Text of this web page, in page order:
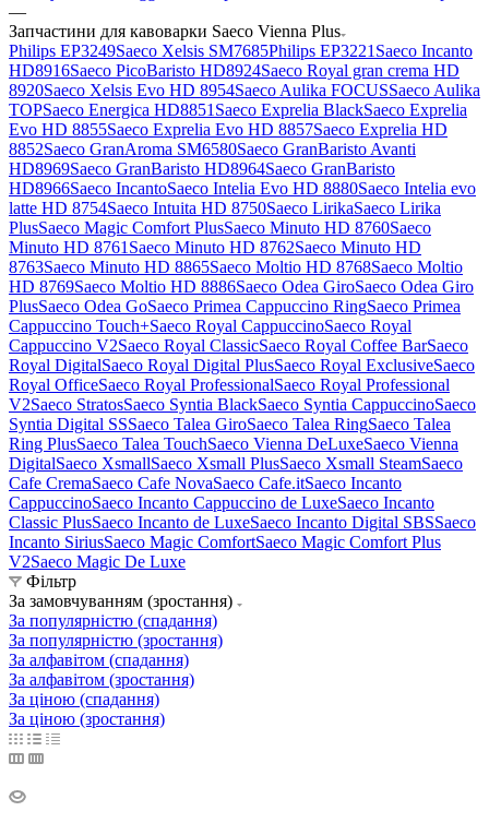
—
Запчастини для кавоварки Saeco Vienna Plus
Philips EP3249Saeco Xelsis SM7685Philips EP3221 Saeco Incanto
HD8916Saeco PicoBaristo HD8924Saeco Royal gran crema HD
8920Saeco Xelsis Evo HD 8954Saeco Aulika FOCUSSaeco Aulika
TOPSaeco Energica HD8851 Saeco Exprelia BlackSaeco Exprelia
Evo HD 8855Saeco Exprelia Evo HD 8857Saeco Exprelia HD
8852Saeco GranAroma SM6580Saeco GranBaristo Avanti
HD8969Saeco GranBaristo HD8964Saeco GranBaristo
HD8966Saeco IncantoSaeco Intelia Evo HD 8880Saeco Intelia evo
latte HD 8754Saeco Intuita HD 8750Saeco LirikaSaeco Lirika
PlusSaeco Magic Comfort PlusSaeco Minuto HD 8760Saeco
Minuto HD 8761 Saeco Minuto HD 8762Saeco Minuto HD
8763Saeco Minuto HD 8865Saeco Moltio HD 8768Saeco Moltio
HD 8769Saeco Moltio HD 8886Saeco Odea GiroSaeco Odea Giro
PlusSaeco Odea GoSaeco Primea Cappuccino RingSaeco Primea
Cappuccino Touch+Saeco Royal CappuccinoSaeco Royal
Cappuccino V2Saeco Royal ClassicSaeco Royal Coffee BarSaeco
Royal DigitalSaeco Royal Digital PlusSaeco Royal ExclusiveSaeco
Royal OfficeSaeco Royal ProfessionalSaeco Royal Professional
V2Saeco StratosSaeco Syntia BlackSaeco Syntia CappuccinoSaeco
Syntia Digital SSSaeco Talea GiroSaeco Talea RingSaeco Talea
Ring PlusSaeco Talea TouchSaeco Vienna DeLuxeSaeco Vienna
DigitalSaeco XsmallSaeco Xsmall PlusSaeco Xsmall SteamSaeco
Cafe CremaSaeco Cafe NovaSaeco Cafe.itSaeco Incanto
CappuccinoSaeco Incanto Cappuccino de LuxeSaeco Incanto
Classic PlusSaeco Incanto de LuxeSaeco Incanto Digital SBSSaeco
Incanto SiriusSaeco Magic ComfortSaeco Magic Comfort Plus
V2Saeco Magic De Luxe
Фільтр
За замовчуванням (зростання)
За популярністю (спадання)
За популярністю (зростання)
За алфавітом (спадання)
За алфавітом (зростання)
За ціною (спадання)
За ціною (зростання)